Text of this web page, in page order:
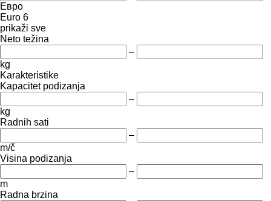
Евро
Euro 6
prikaži sve
Neto težina
–
kg
Karakteristike
Kapacitet podizanja
–
kg
Radnih sati
–
m/č
Visina podizanja
–
m
Radna brzina